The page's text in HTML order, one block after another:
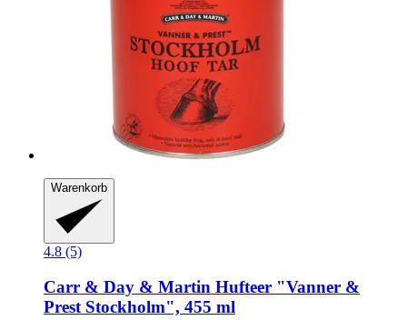
Warenkorb
4.8 (5)
Carr & Day & Martin Hufteer "Vanner &
Prest Stockholm", 455 ml